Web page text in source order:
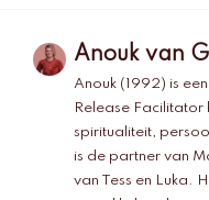
Anouk van
Anouk (1992) is
Release
spiritualiteit,
is de partner van
van Tess en Luka.